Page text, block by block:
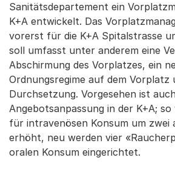
Sanitätsdepartement ein
K+A entwickelt. Das
vorerst für die K+A Spitalstrasse
soll umfasst unter anderem eine
Abschirmung des Vorplatzes, ein
Ordnungsregime auf dem Vorplatz
Durchsetzung. Vorgesehen ist
Angebotsanpassung in der K+A;
für intravenösen Konsum um zwei
erhöht, neu werden vier
oralen Konsum eingerichtet.